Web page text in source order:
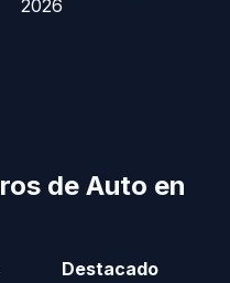
2026
de Auto en
Destacado